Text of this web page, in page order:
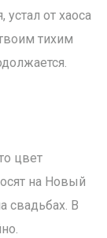
от хаоса
тихим
цвет
на Новый
свадьбах. В